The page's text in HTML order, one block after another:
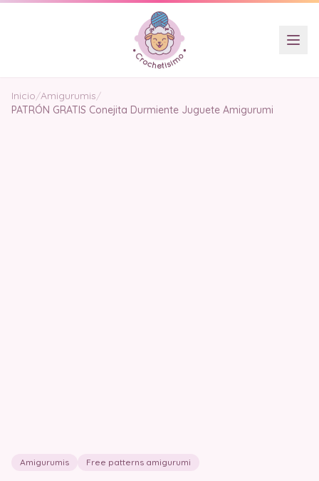
Inicio/Amigurumis/
PATRÓN GRATIS Conejita Durmiente Juguete Amigurumi
Amigurumis Free patterns amigurumi